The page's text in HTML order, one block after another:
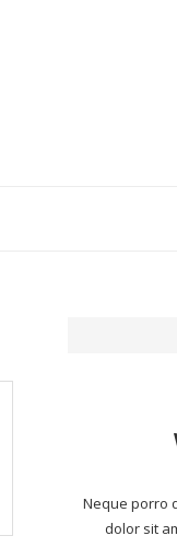
Neque porro
dolor sit